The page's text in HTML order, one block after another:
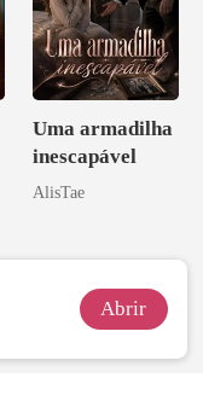
Uma armadilha
inescapável
AlisTae
Abrir